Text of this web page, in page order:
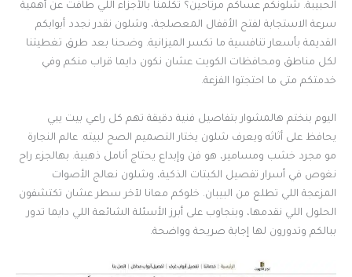
الحبيبة. شلونكم عساكم مرتاحين؟ تكلمنا بالأجزاء اللي طافت عن أهمية
سرعة الاستجابة لفتح الأقفال المعصلجة، وشلون نقدر نجدد أبوابكم
القديمة بأسعار تنافسية ما تكسر الميزانية. وضحنا بعد طرق تغطيتنا
لكل مناطق ومحافظات الكويت عشان نكون دايما قراب منكم وفي
خدمتكم متى ما احتجتوا الفزعة.
اليوم بنختم هالمشوار بتفاصيل فنية دقيقة تهم كل راعي بيت يبي
يحافظ على أثاثه ويعرف شلون يختار التصميم الصح لبيته. عالم النجارة
مو مجرد خشب ومسامير، هو فن وإبداع يحتاج أنامل ذهبية. بهالجزء راح
نغوص في أسرار تفصيل الكبتات الذكية، وشلون نعالج الأصوات
المزعجة اللي تطلع من البيبان. خلوكم معانا لآخر سطر عشان تكتشفون
الحلول اللي نقدمها، وبنجاوب على أبرز الأسئلة الشائعة اللي دايما تدور
ببالكم وتدورون لها إجابة صريحة وواضحة.